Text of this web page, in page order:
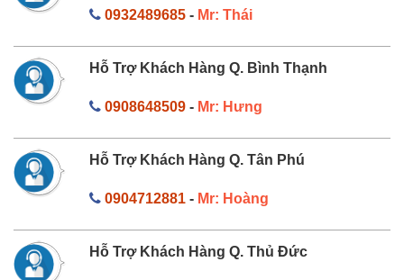
0932489685- Mr: Thái
Hỗ Trợ Khách Hàng Q. Bình Thạnh
0908648509- Mr: Hưng
Hỗ Trợ Khách Hàng Q. Tân Phú
0904712881- Mr: Hoàng
Hỗ Trợ Khách Hàng Q. Thủ Đức